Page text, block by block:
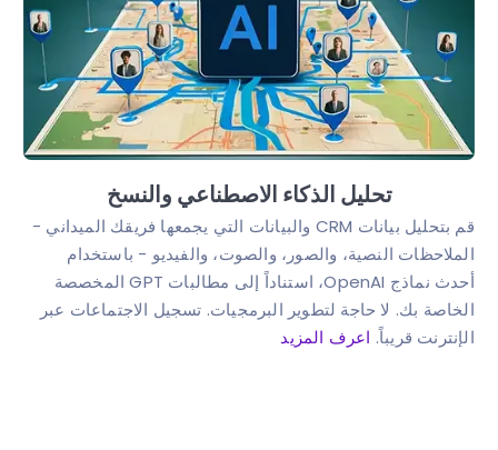
تحليل الذكاء الاصطناعي والنسخ
قم بتحليل بيانات CRM والبيانات التي يجمعها فريقك الميداني -
الملاحظات النصية، والصور، والصوت، والفيديو - باستخدام
أحدث نماذج OpenAI، استناداً إلى مطالبات GPT المخصصة
الخاصة بك. لا حاجة لتطوير البرمجيات. تسجيل الاجتماعات عبر
الإنترنت قريباً. اعرف المزيد